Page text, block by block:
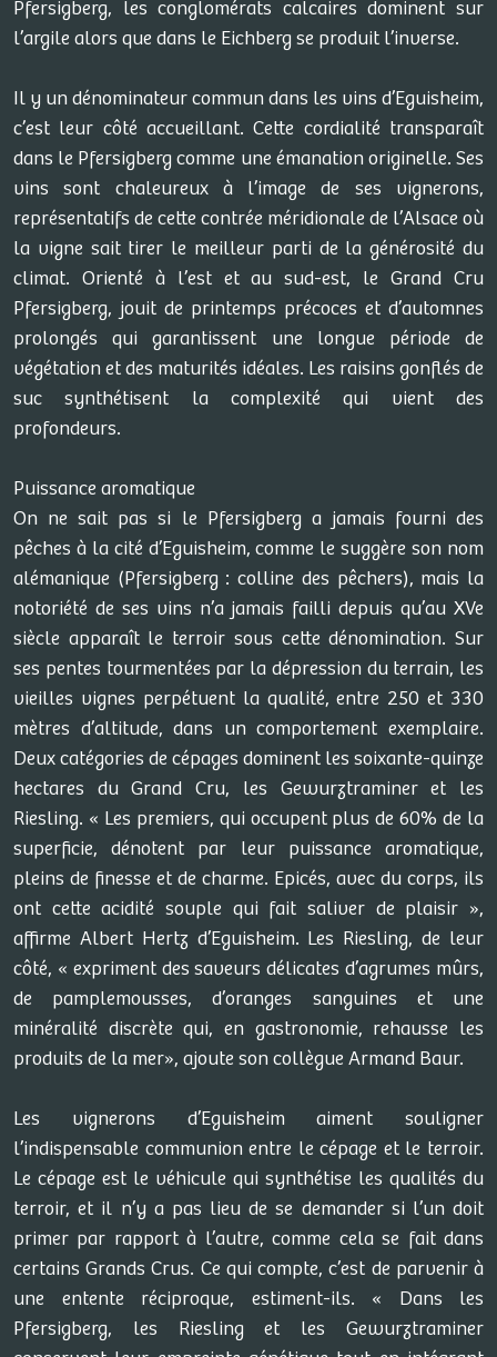
Pfersigberg, les conglomérats calcaires dominent sur
l’argile alors que dans le Eichberg se produit l’inverse.
Il y un dénominateur commun dans les vins d’Eguisheim,
c’est leur côté accueillant. Cette cordialité transparaît
dans le Pfersigberg comme une émanation originelle. Ses
vins sont chaleureux à l’image de ses vignerons,
représentatifs de cette contrée méridionale de l’Alsace où
la vigne sait tirer le meilleur parti de la générosité du
climat. Orienté à l’est et au sud-est, le Grand Cru
Pfersigberg, jouit de printemps précoces et d’automnes
prolongés qui garantissent une longue période de
végétation et des maturités idéales. Les raisins gonflés de
suc synthétisent la complexité qui vient des
profondeurs.
Puissance aromatique
On ne sait pas si le Pfersigberg a jamais fourni des
pêches à la cité d’Eguisheim, comme le suggère son nom
alémanique (Pfersigberg : colline des pêchers), mais la
notoriété de ses vins n’a jamais failli depuis qu’au XVe
siècle apparaît le terroir sous cette dénomination. Sur
ses pentes tourmentées par la dépression du terrain, les
vieilles vignes perpétuent la qualité, entre 250 et 330
mètres d’altitude, dans un comportement exemplaire.
Deux catégories de cépages dominent les soixante-quinze
hectares du Grand Cru, les Gewurztraminer et les
Riesling. « Les premiers, qui occupent plus de 60% de la
superficie, dénotent par leur puissance aromatique,
pleins de finesse et de charme. Epicés, avec du corps, ils
ont cette acidité souple qui fait saliver de plaisir »,
affirme Albert Hertz d’Eguisheim. Les Riesling, de leur
côté, « expriment des saveurs délicates d’agrumes mûrs,
de pamplemousses, d’oranges sanguines et une
minéralité discrète qui, en gastronomie, rehausse les
produits de la mer», ajoute son collègue Armand Baur.
Les vignerons d’Eguisheim aiment souligner
l’indispensable communion entre le cépage et le terroir.
Le cépage est le véhicule qui synthétise les qualités du
terroir, et il n’y a pas lieu de se demander si l’un doit
primer par rapport à l’autre, comme cela se fait dans
certains Grands Crus. Ce qui compte, c’est de parvenir à
une entente réciproque, estiment-ils. « Dans les
Pfersigberg, les Riesling et les Gewurztraminer